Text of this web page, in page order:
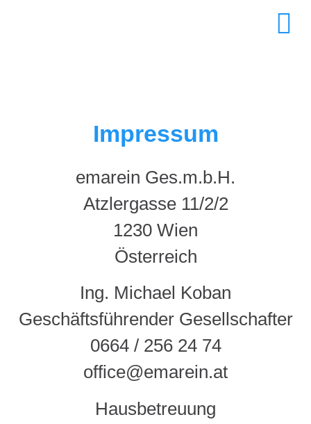
Impressum
emarein Ges.m.b.H.
Atzlergasse 11/2/2
1230 Wien
Österreich
Ing. Michael Koban
Geschäftsführender Gesellschafter
0664 / 256 24 74
office@emarein.at
Hausbetreuung